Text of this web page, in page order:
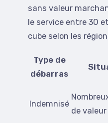
sans valeur
le service entre 30
cube selon les
Type de
débarras
Indemnisé
de valeur